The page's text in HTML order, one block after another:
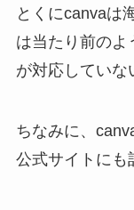
とくにcanvaは
は当たり前のよ
が対応していな
ちなみに、
公式サイトにも